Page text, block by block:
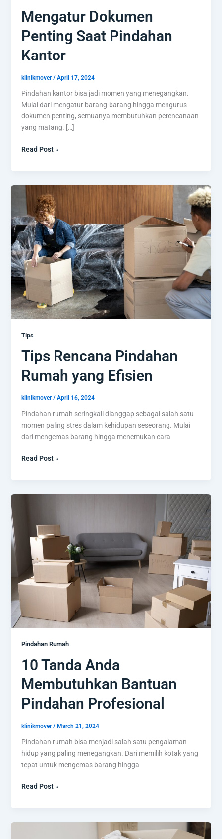
Mengatur Dokumen
Penting Saat Pindahan
Kantor
klinikmover/ April 17, 2024
Pindahan kantor bisa jadi momen yang menegangkan.
Mulai dari mengatur barang-barang hingga mengurus
dokumen penting, semuanya membutuhkan perencanaan
yang matang. […]
Read Post »
Tips
Tips Rencana Pindahan
Rumah yang Efisien
klinikmover/ April 16, 2024
Pindahan rumah seringkali dianggap sebagai salah satu
momen paling stres dalam kehidupan seseorang. Mulai
dari mengemas barang hingga menemukan cara
Rencana
Pindahan
Rumah
yang
Efisien
Read Post »
Pindahan Rumah
10 Tanda Anda
Membutuhkan Bantuan
Pindahan Profesional
klinikmover/ March 21, 2024
Pindahan rumah bisa menjadi salah satu pengalaman
hidup yang paling menegangkan. Dari memilih kotak yang
tepat untuk mengemas barang hingga
Membutuhkan
Bantuan
Pindahan
Profesional
Read Post »